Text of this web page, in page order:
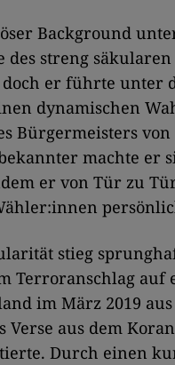
Background
des streng säkularen
er führte unter
dynamischen
Bürgermeisters
machte er
er von Tür zu
stieg
Terroranschlag auf
im März 2019
Verse aus dem
Durch einen